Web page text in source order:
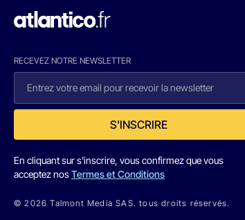
RECEVEZ NOTRE NEWSLETTER
S'INSCRIRE
En cliquant sur s'inscrire, vous confirmez que vous
acceptez nosTermes et Conditions
© 2026 Talmont Media SAS. tous droits réservés.